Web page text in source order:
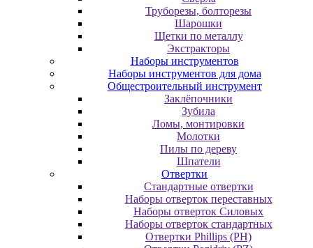
Труборезы, болторезы
Шарошки
Щетки по металлу
Экcтpaктopы
Наборы инструментов
Наборы инструментов для дома
Общестроительный инструмент
Заклёпочники
Зубила
Ломы, монтировки
Молотки
Пилы по дереву
Шпатели
Отвертки
Cтандартные отвертки
Наборы отверток переставных
Наборы отверток Силовых
Наборы отверток стандартных
Отвертки Phillips (PH)